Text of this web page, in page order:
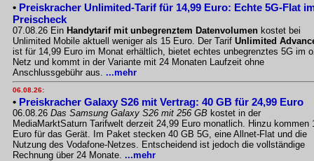
• Preiskracher Unlimited-Tarif für 14,99 Euro: Echte 5G-Flat
Preischeck
07.08.26 Ein Handytarif mit unbegrenztem Datenvolumen kostet bei
Unlimited Mobile aktuell weniger als 15 Euro. Der Tarif Unlimited
ist für 14,99 Euro im Monat erhältlich, bietet echtes unbegrenztes 5G im
Netz und kommt in der Variante mit 24 Monaten Laufzeit ohne
Anschlussgebühr aus. ...mehr
06.08.26:
• Preiskracher Galaxy S26 mit Vertrag: 40 GB für 24,99 Euro
06.08.26 Das Samsung Galaxy S26 mit 256 GB kostet in der
MediaMarktSaturn Tarifwelt derzeit 24,99 Euro monatlich. Hinzu kommen
Euro für das Gerät. Im Paket stecken 40 GB 5G, eine Allnet-Flat und die
Nutzung des Vodafone-Netzes. Entscheidend ist jedoch die vollständige
Rechnung über 24 Monate. ...mehr